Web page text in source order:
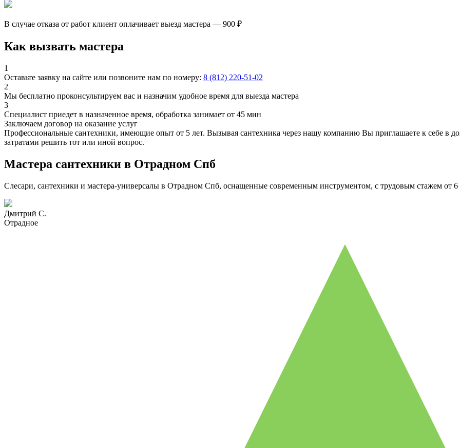
В случае отказа от работ клиент оплачивает выезд мастера — 900 ₽
Как вызвать мастера
1
Оставьте заявку на сайте или позвоните нам по номеру: 8 (812) 220-51-02
2
Мы бесплатно проконсультируем вас и назначим удобное время для выезда мастера
3
Специалист приедет в назначенное время, обработка занимает от 45 мин
Заключаем договор на оказание услуг
Профессиональные сантехники, имеющие опыт от 5 лет. Вызывая сантехника через нашу компанию Вы приглашаете к себе в
затратами решить тот или иной вопрос.
Мастера сантехники в Отрадном Спб
Слесари, сантехники и мастера-универсалы в Отрадном Спб, оснащенные современным инструментом, с трудовым стажем от 6
Дмитрий С.
Отрадное